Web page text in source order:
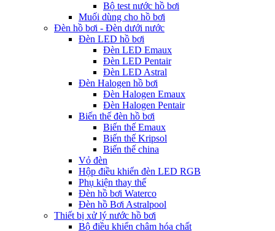
Bộ test nước hồ bơi
Muối dùng cho hồ bơi
Đèn hồ bơi - Đèn dưới nước
Đèn LED hồ bơi
Đèn LED Emaux
Đèn LED Pentair
Đèn LED Astral
Đèn Halogen hồ bơi
Đèn Halogen Emaux
Đèn Halogen Pentair
Biến thế đèn hồ bơi
Biến thế Emaux
Biến thế Kripsol
Biến thế china
Vỏ đèn
Hộp điều khiển đèn LED RGB
Phụ kiện thay thế
Đèn hồ bơi Waterco
Đèn hồ Bơi Astralpool
Thiết bị xử lý nước hồ bơi
Bộ điều khiển châm hóa chất